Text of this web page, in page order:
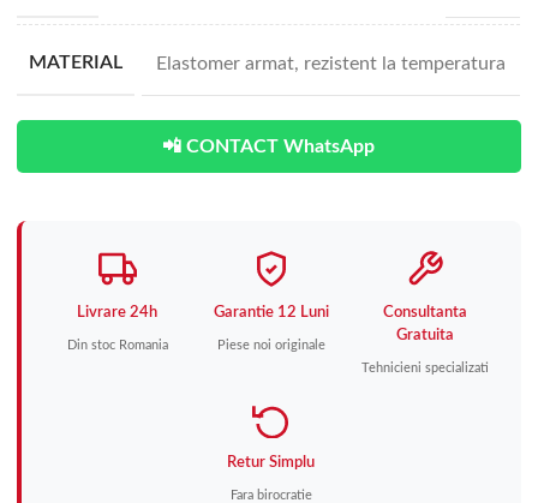
MATERIAL Elastomer armat, rezistent la temperatura
📲 CONTACT WhatsApp
Livrare 24h
Din stoc Romania
Garantie 12 Luni
Piese noi originale
Consultanta
Gratuita
Tehnicieni specializati
Retur Simplu
Fara birocratie